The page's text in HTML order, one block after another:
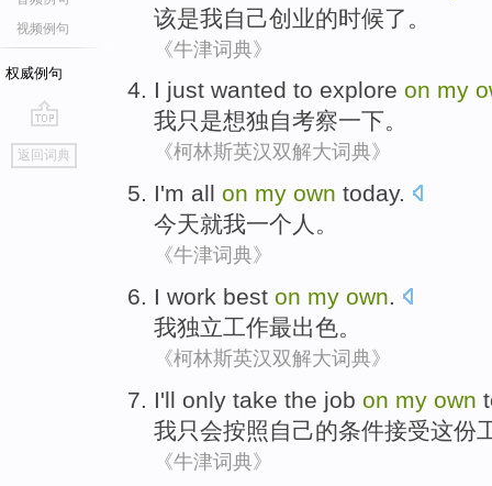
视频例句
权威例句
go
top
返回词典
该是我自己创业的时候了。
《牛津词典》
I just wanted to explore on my
我只是想独自考察一下。
《柯林斯英汉双解大词典》
I'm all on my own today.
今天就我一个 人。
《牛津词典》
I work best on my own.
我独立工作最出色。
《柯林斯英汉双解大词典》
I'll only take the job on my own
我只会按照 自己的条件接受这份
《牛津词典》